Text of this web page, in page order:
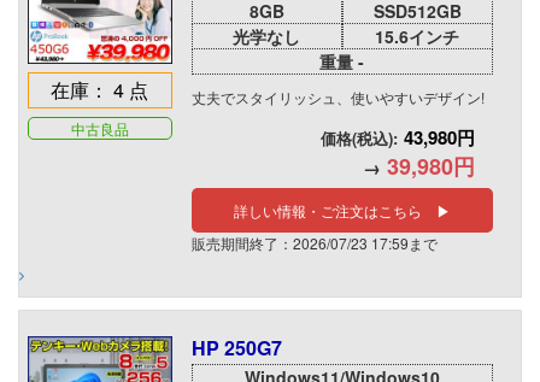
在庫： 4 点
中古良品
8GB
SSD512GB
光学なし
15.6インチ
重量 -
丈夫でスタイリッシュ、使いやすいデザイン!
価格(税込): 43,980円
→ 39,980円
詳しい情報・ご注文はこちら ▶
販売期間終了：2026/07/23 17:59まで
HP 250G7